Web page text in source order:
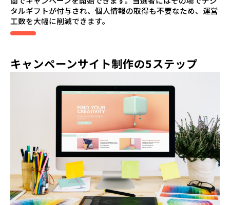
タルギフトが付与され、個人情報の取得も不要なため、運営
工数を大幅に削減できます。
キャンペーンサイト制作の5ステップ